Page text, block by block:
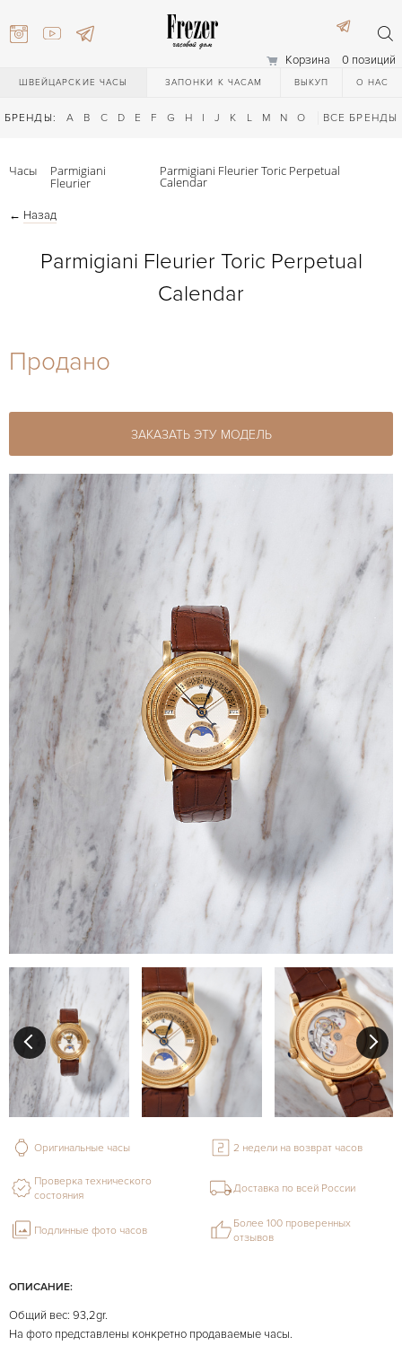
Корзина 0 позиций
ШВЕЙЦАРСКИЕ ЧАСЫ ЗАПОНКИ К ЧАСАМ ВЫКУП О НАС
БРЕНДЫ: A B C D E F G H I J K L M N O Q R S T
ВСЕ БРЕНДЫ
27-44
Часы Parmigiani
Fleurier
Parmigiani Fleurier Toric Perpetual
Calendar
← Назад
Parmigiani Fleurier Toric Perpetual
Calendar
Продано
ЗАКАЗАТЬ ЭТУ МОДЕЛЬ
ОПИСАНИЕ:
Общий вес: 93,2gr.
На фото представлены конкретно продаваемые часы.
Оригинальные часы 2 недели на возврат часов
Проверка технического
состояния
Доставка по всей России
Подлинные фото часов
Более 100 проверенных
отзывов